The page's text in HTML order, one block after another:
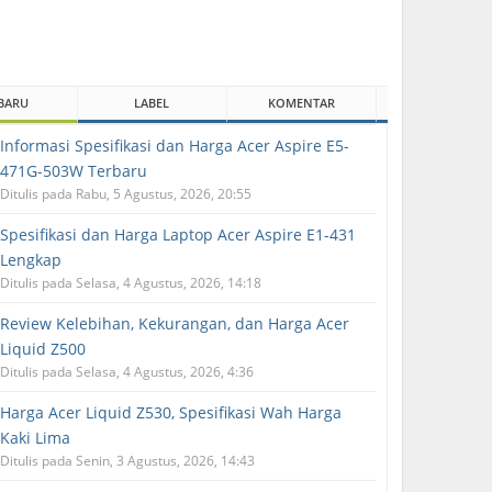
LABEL KOMENTAR
Informasi Spesifikasi dan Harga Acer Aspire E5-
471G-503W Terbaru
Ditulis pada Rabu, 5 Agustus, 2026, 20:55
Spesifikasi dan Harga Laptop Acer Aspire E1-431
Lengkap
Ditulis pada Selasa, 4 Agustus, 2026, 14:18
Review Kelebihan, Kekurangan, dan Harga Acer
Liquid Z500
Ditulis pada Selasa, 4 Agustus, 2026, 4:36
Harga Acer Liquid Z530, Spesifikasi Wah Harga
Kaki Lima
Ditulis pada Senin, 3 Agustus, 2026, 14:43